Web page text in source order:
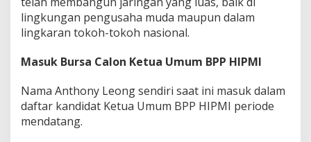
lingkungan pengusaha muda maupun dalam
lingkaran tokoh-tokoh nasional.
Masuk Bursa Calon Ketua Umum BPP HIPMI
Nama Anthony Leong sendiri saat ini masuk dalam
daftar kandidat Ketua Umum BPP HIPMI periode
mendatang.